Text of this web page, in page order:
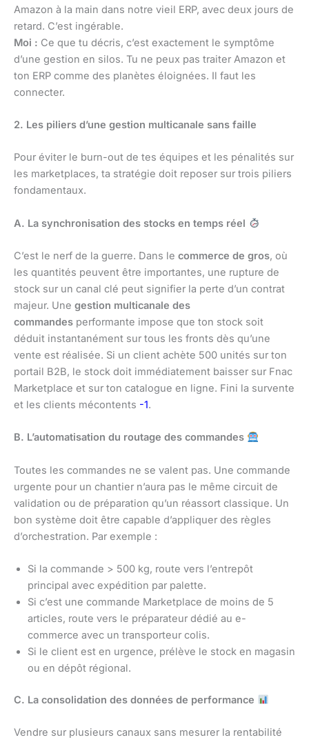
Amazon à la main dans notre vieil ERP, avec deux jours de
retard. C’est ingérable.
Moi : Ce que tu décris, c’est exactement le symptôme
d’une gestion en silos. Tu ne peux pas traiter Amazon et
ton ERP comme des planètes éloignées. Il faut les
connecter.
2. Les piliers d’une gestion multicanale sans faille
Pour éviter le burn-out de tes équipes et les pénalités sur
les marketplaces, ta stratégie doit reposer sur trois piliers
fondamentaux.
A. La synchronisation des stocks en temps réel
C’est le nerf de la guerre. Dans le commerce de gros, où
les quantités peuvent être importantes, une rupture de
stock sur un canal clé peut signifier la perte d’un contrat
majeur. Une gestion multicanale des
commandes performante impose que ton stock soit
déduit instantanément sur tous les fronts dès qu’une
vente est réalisée. Si un client achète 500 unités sur ton
portail B2B, le stock doit immédiatement baisser sur Fnac
Marketplace et sur ton catalogue en ligne. Fini la survente
et les clients mécontents -1.
B. L’automatisation du routage des commandes
Toutes les commandes ne se valent pas. Une commande
urgente pour un chantier n’aura pas le même circuit de
validation ou de préparation qu’un réassort classique. Un
bon système doit être capable d’appliquer des règles
d’orchestration. Par exemple :
Si la commande > 500 kg, route vers l’entrepôt
principal avec expédition par palette.
Si c’est une commande Marketplace de moins de 5
articles, route vers le préparateur dédié au e-
commerce avec un transporteur colis.
Si le client est en urgence, prélève le stock en magasin
ou en dépôt régional.
C. La consolidation des données de performance
Vendre sur plusieurs canaux sans mesurer la rentabilité